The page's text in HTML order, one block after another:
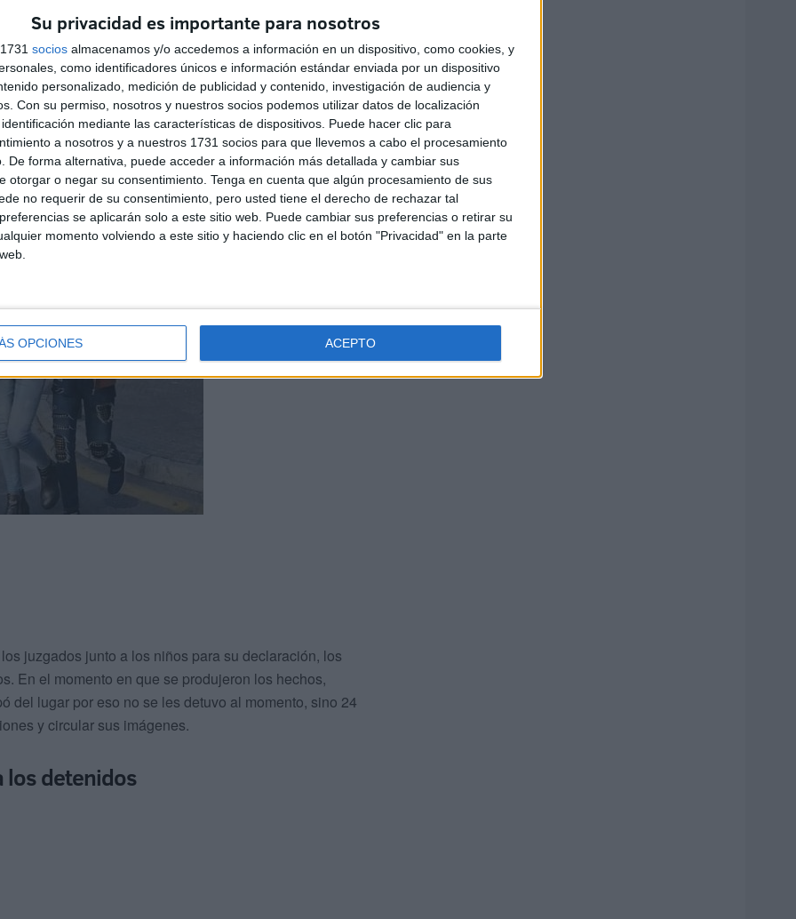
Su privacidad es importante para nosotros
socios almacenamos y/o accedemos a información en un dispositivo, como cookies, y
como identificadores únicos e información estándar enviada por un dispositivo
personalizado, medición de publicidad y contenido, investigación de audiencia y
Con su permiso, nosotros y nuestros socios podemos utilizar datos de localización
mediante las características de dispositivos. Puede hacer clic para
a nosotros y a nuestros 1731 socios para que llevemos a cabo el procesamiento
De forma alternativa, puede acceder a información más detallada y cambiar sus
otorgar o negar su consentimiento. Tenga en cuenta que algún procesamiento de sus
no requerir de su consentimiento, pero usted tiene el derecho de rechazar tal
se aplicarán solo a este sitio web. Puede cambiar sus preferencias o retirar su
momento volviendo a este sitio y haciendo clic en el botón "Privacidad" en la parte
OPCIONES ACEPTO
redes sociales y whatsapp porque seguían, según
acciones. Fueron las familias las que pidieron ayuda
detenidos, que fueron puestos a disposición
juzgados junto a los niños para su declaración, los
En el momento en que se produjeron los hechos,
del lugar por eso no se les detuvo al momento, sino 24
y circular sus imágenes.
los detenidos